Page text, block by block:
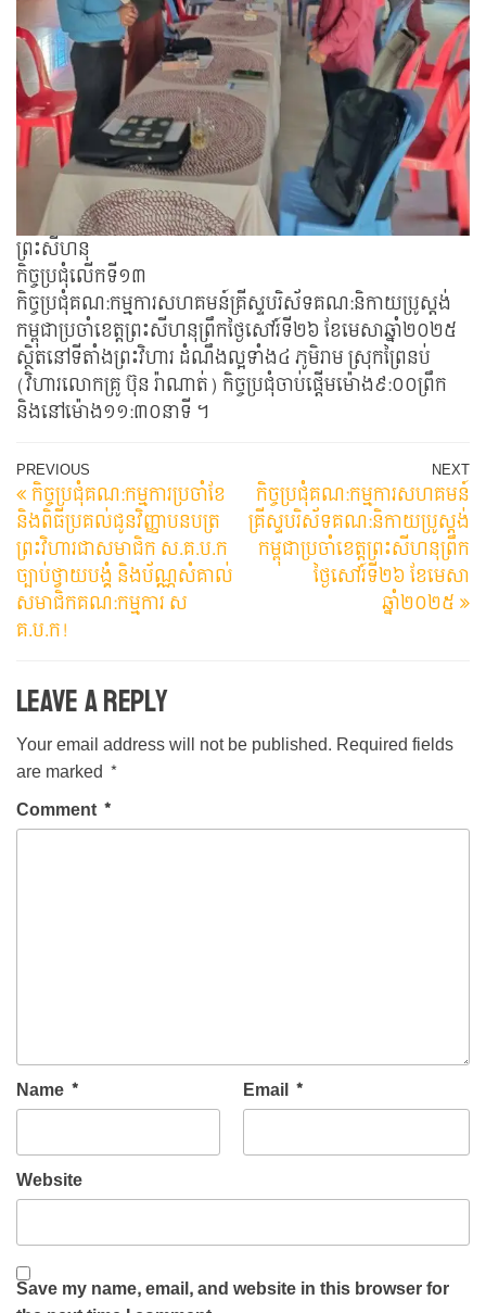
ព្រះសីហនុ
កិច្ចប្រជុំលើកទី១៣
កិច្ចប្រជុំគណ:កម្មការសហគមន៍គ្រីស្ទបរិស័ទគណ:និកាយប្រូស្តង់
កម្ពុជាប្រចាំខេត្តព្រះសីហនុព្រឹកថ្ងៃសៅរ៍ទី២៦​ ខែមេសាឆ្នាំ២០២៥​
ស្ថិតនៅទីតាំងព្រះវិហារ ដំណឹងល្អទាំង៤ ភូមិរាម ស្រុកព្រៃនប់
(វិហារលោកគ្រូ ប៊ុន រ៉ាណាត់) កិច្ចប្រជុំចាប់ផ្តើមម៉ោង៩:០០ព្រឹក
និងនៅម៉ោង១១:៣០នាទី​ ។
Post
navigation
Previous
Post
PREVIOUS
កិច្ចប្រជុំគណ:កម្មការប្រចាំខែ
និងពិធីប្រគល់ជូនវិញ្ញាបនបត្រ
ព្រះវិហារជាសមាជិក ស.គ.ប.ក
ច្បាប់ថ្វាយបង្គំ និងប័ណ្ណសំគាល់
សមាជិកគណ:កម្មការ ស
គ.ប.ក!
NEXT
កិច្ចប្រជុំគណ:កម្មការសហគមន៍
គ្រីស្ទបរិស័ទគណ:និកាយប្រូស្តង់
កម្ពុជាប្រចាំខេត្តព្រះសីហនុព្រឹក
ថ្ងៃសៅរ៍ទី២៦​ ខែមេសា
ឆ្នាំ២០២៥
Leave a Reply
Your email address will not be published. Required fields
are marked *
Comment *
Name * Email *
Website
Save my name, email, and website in this browser for